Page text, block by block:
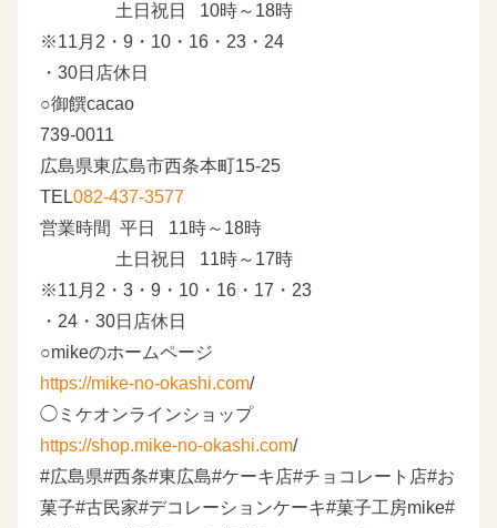
土日祝日 10時～18時
※11月2・9・10・16・23・24
・30日店休日
○御饌cacao
739-0011
広島県東広島市西条本町15-25
TEL082-437-3577
営業時間 平日 11時～18時
土日祝日 11時～17時
※11月2・3・9・10・16・17・23
・24・30日店休日
○mikeのホームページ
https://mike-no-okashi.com/
◯ミケオンラインショップ
https://shop.mike-no-okashi.com/
#広島県#西条#東広島#ケーキ店#チョコレート店#お
菓子#古民家#デコレーションケーキ#菓子工房mike#